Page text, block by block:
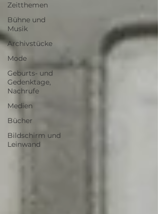
Zeitthemen
Bühne und
Musik
Archivstücke
Mode
Geburts- und
Gedenktage,
Nachrufe
Medien
Bücher
Bildschirm und
Leinwand